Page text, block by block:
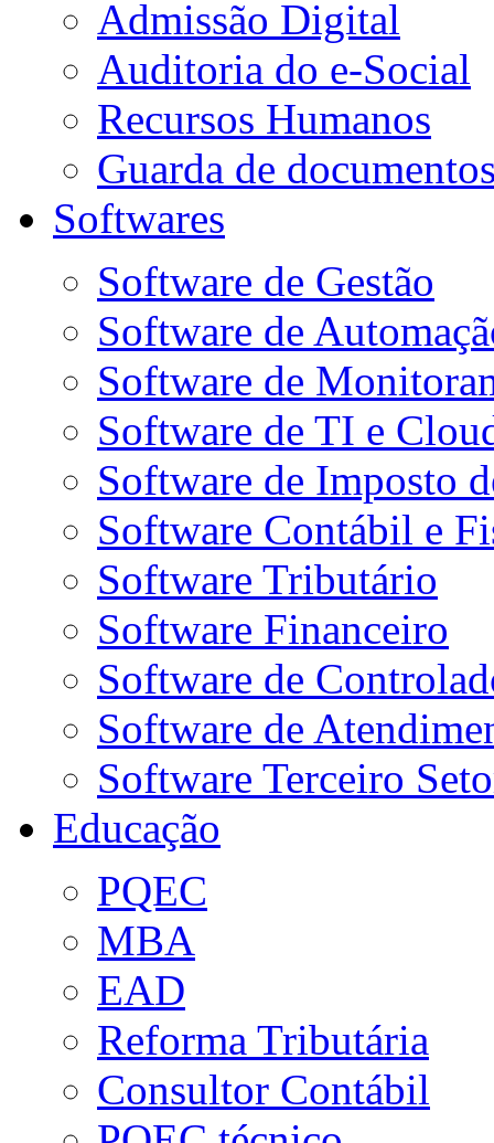
Admissão Digital
Auditoria do e-Social
Recursos Humanos
Guarda de
Softwares
Software de Gestão
Software de
Software de
Software de TI e
Software de Imposto
Software Contábil e
Software Tributário
Software Financeiro
Software de
Software de
Software Terceiro
Educação
PQEC
MBA
EAD
Reforma Tributária
Consultor Contábil